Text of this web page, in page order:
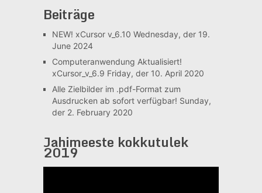
Beiträge
NEW! xCursor v_6.10 Wednesday, der 19.
June 2024
Computeranwendung Aktualisiert!
xCursor_v_6.9 Friday, der 10. April 2020
Alle Zielbilder im .pdf-Format zum
Ausdrucken ab sofort verfügbar! Sunday,
der 2. February 2020
Jahimeeste kokkutulek
2019